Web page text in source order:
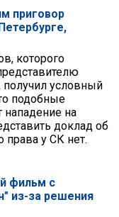
приговор
которого
получил условный
подобные
на
доклад об
права у СК нет.
фильм с
из-за решения